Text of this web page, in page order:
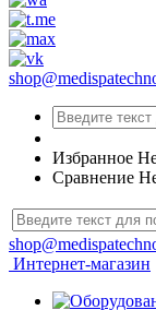
Избранное
Сравнение
Интернет-магазин